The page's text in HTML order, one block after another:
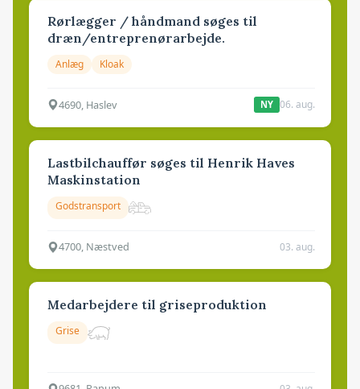
Rørlægger / håndmand søges til
dræn/entreprenørarbejde.
Anlæg Kloak
4690, Haslev NY 06. aug.
Lastbilchauffør søges til Henrik Haves
Maskinstation
Godstransport
4700, Næstved 03. aug.
Medarbejdere til griseproduktion
Grise